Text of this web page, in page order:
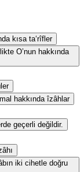
kısa ta‘rîfler
O’nun hakkında
hakkında îzâhlar
geçerli değildir.
iki cihetle doğru